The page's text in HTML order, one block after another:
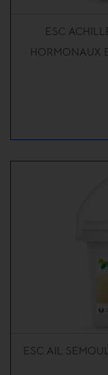
ESC
HORMONAUX
ESC AIL